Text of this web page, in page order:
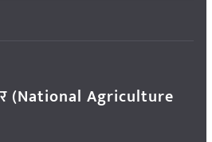
(National Agriculture